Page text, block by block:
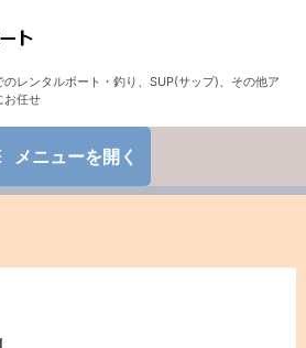
レンタルボート・釣り、SUP(サップ)、その他ア
お任せ
メニューを開く